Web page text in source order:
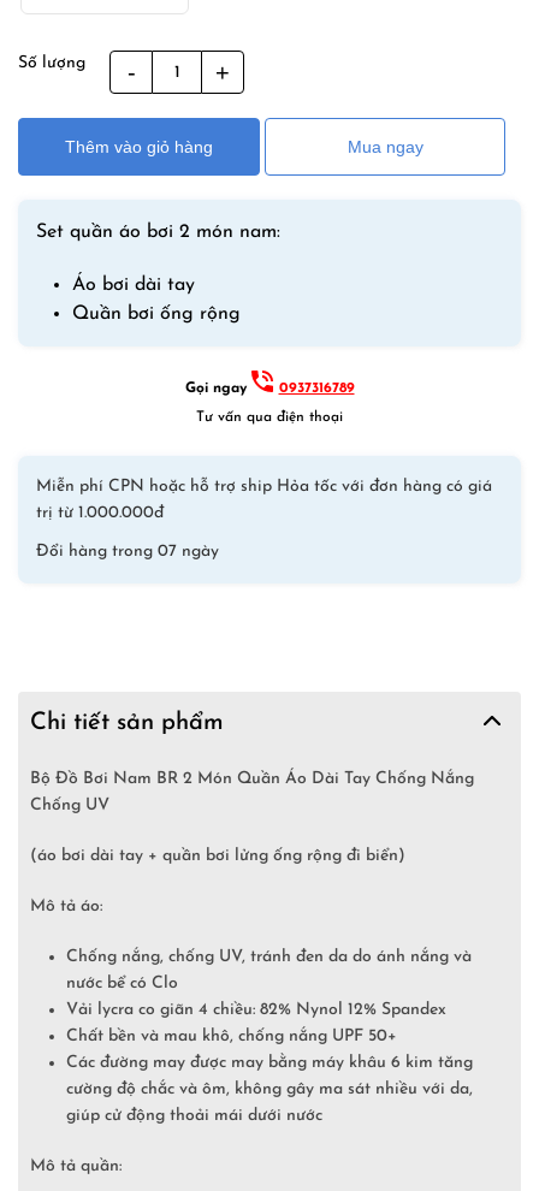
Số lượng
Đồ
Bơi
Nam
2
Quần
Biển
Áo
Dài
UV
số
Thêm vào giỏ hàng Mua ngay
Set quần áo bơi 2 món nam:
Áo bơi dài tay
Quần bơi ống rộng
Gọi ngay
0937316789
Tư vấn qua điện thoại
Miễn phí CPN hoặc hỗ trợ ship Hỏa tốc với đơn hàng có giá
trị từ 1.000.000đ
Đổi hàng trong 07 ngày
Chi tiết sản phẩm
Bộ Đồ Bơi Nam BR 2 Món Quần Áo Dài Tay Chống Nắng
Chống UV
(áo bơi dài tay + quần bơi lửng ống rộng đi biển)
Mô tả áo:
Chống nắng, chống UV, tránh đen da do ánh nắng và
nước bể có Clo
Vải lycra co giãn 4 chiều: 82% Nynol 12% Spandex
Chất bền và mau khô, chống nắng UPF 50+
Các đường may được may bằng máy khâu 6 kim tăng
cường độ chắc và ôm, không gây ma sát nhiều với da,
giúp cử động thoải mái dưới nước
Mô tả quần: